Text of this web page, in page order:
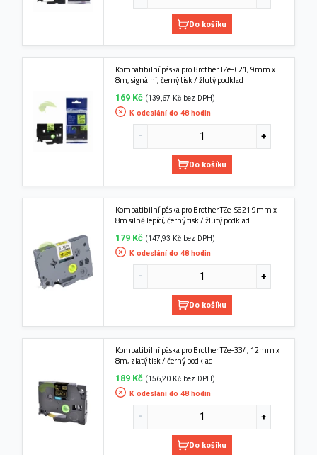
Do košíku
Kompatibilní páska pro Brother TZe-C21, 9mm x
8m, signální, černý tisk / žlutý podklad
169 Kč (139,67 Kč bez DPH)
K odeslání do 48 hodin
Do košíku
Kompatibilní páska pro Brother TZe-S621 9mm x
8m silně lepící, černý tisk / žlutý podklad
179 Kč (147,93 Kč bez DPH)
K odeslání do 48 hodin
Do košíku
Kompatibilní páska pro Brother TZe-334, 12mm x
8m, zlatý tisk / černý podklad
189 Kč (156,20 Kč bez DPH)
K odeslání do 48 hodin
Do košíku